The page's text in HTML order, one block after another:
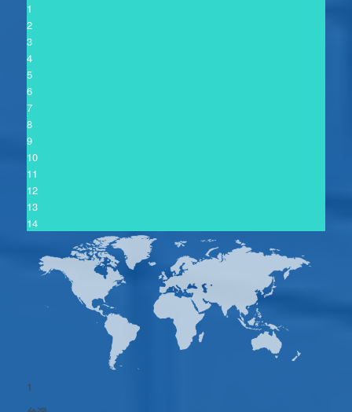
1
2
3
4
5
6
7
8
9
10
11
12
13
14
1